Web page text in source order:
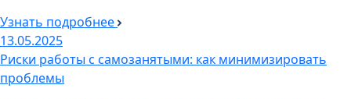
Узнать подробнее
13.05.2025
Риски работы с самозанятыми: как минимизировать
проблемы